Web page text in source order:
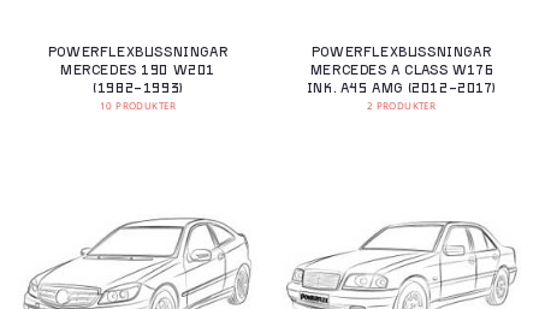
POWERFLEXBUSSNINGAR
MERCEDES 190 W201
(1982-1993)
10 PRODUKTER
POWERFLEXBUSSNINGAR
MERCEDES A CLASS W176
INK. A45 AMG (2012-2017)
2 PRODUKTER